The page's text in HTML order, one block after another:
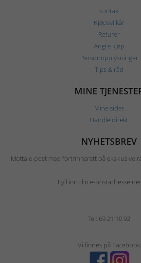
Kontakt
Kjøpsvilkår
Returer
Angre kjøp
Personopplysninger
Tips & råd
MINE
Mine sider
Handle direkt
NYHETSBREV
Motta e-post med fortrinnsrett på eksklusive
Fyll inn din e-postadresse
Tel: 69 21 10 92
Vi finnes på Facebook